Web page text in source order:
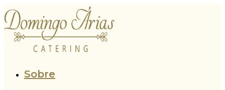
al
contenido
Sobre